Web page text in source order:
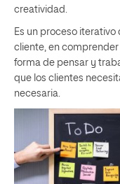
creatividad.
Es un proceso iterativo
cliente, en
forma de pensar y
que los clientes
necesaria.